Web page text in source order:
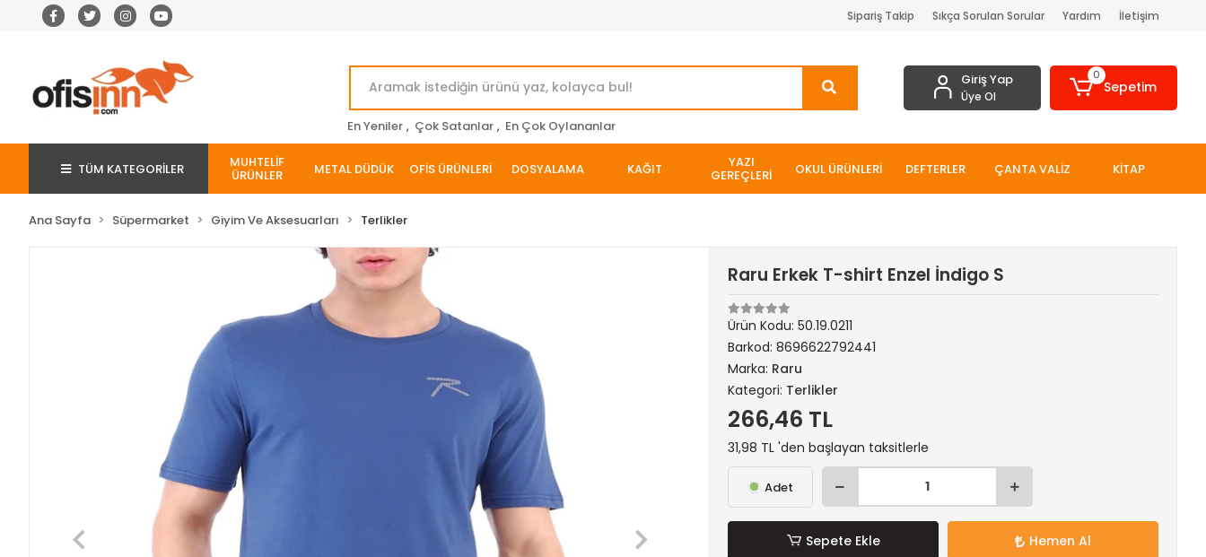
Sipariş Takip Sıkça Sorulan Sorular Yardım İletişim
En Yeniler , Çok Satanlar , En Çok Oylananlar
Giriş Yap
Üye Ol
0
Sepetim
TÜM KATEGORİLER MUHTELİF
ÜRÜNLER METAL DÜDÜK OFİS ÜRÜNLERİ DOSYALAMA KAĞIT YAZI
GEREÇLERİ OKUL ÜRÜNLERİ DEFTERLER ÇANTA VALİZ KİTAP
Ana Sayfa Süpermarket Giyim Ve Aksesuarları Terlikler
Raru Erkek T-shirt Enzel İndigo S
Ürün Kodu:50.19.0211
Barkod:8696622792441
Marka: Raru
Kategori: Terlikler
266,46 TL
31,98 TL 'den başlayan taksitlerle
Adet
Sepete Ekle Hemen Al